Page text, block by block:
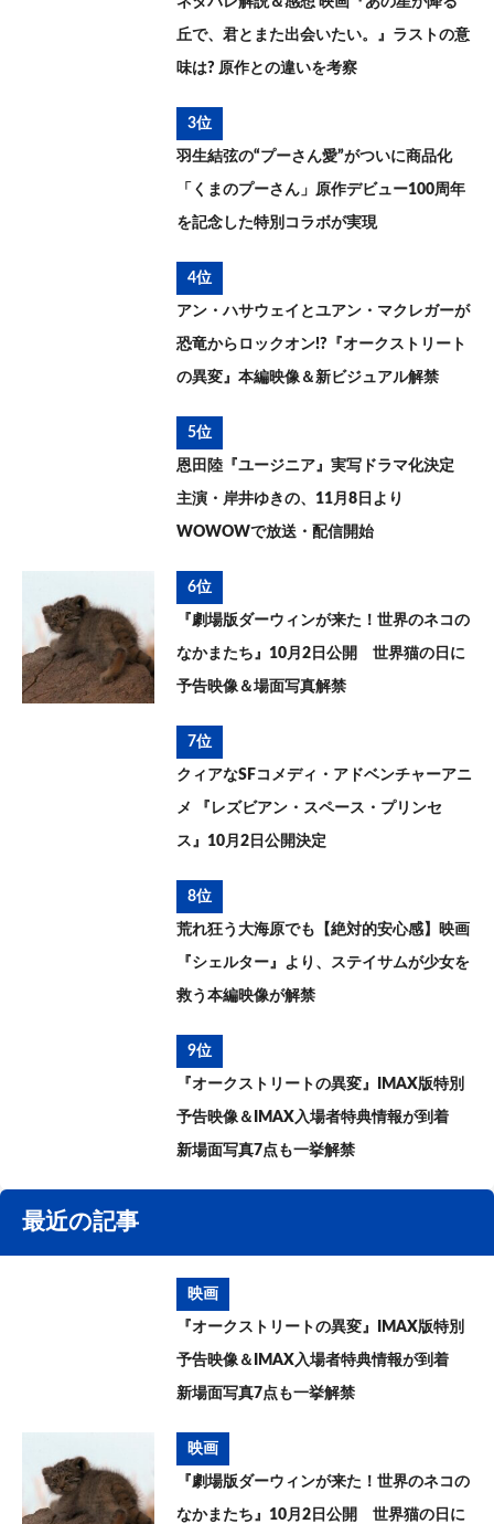
丘で、君とまた出会いたい。』ラストの意
味は? 原作との違いを考察
3位
羽生結弦の“プーさん愛”がついに商品化
「くまのプーさん」原作デビュー100周年
を記念した特別コラボが実現
4位
アン・ハサウェイとユアン・マクレガーが
恐竜からロックオン!?『オークストリート
の異変』本編映像＆新ビジュアル解禁
5位
恩田陸『ユージニア』実写ドラマ化決定
主演・岸井ゆきの、11月8日より
WOWOWで放送・配信開始
6位
『劇場版ダーウィンが来た！世界のネコの
なかまたち』10月2日公開 世界猫の日に
予告映像＆場面写真解禁
7位
クィアなSFコメディ・アドベンチャーアニ
メ 『レズビアン・スペース・プリンセ
ス』10月2日公開決定
8位
荒れ狂う大海原でも【絶対的安心感】映画
『シェルター』より、ステイサムが少女を
救う本編映像が解禁
9位
『オークストリートの異変』IMAX版特別
予告映像＆IMAX入場者特典情報が到着
新場面写真7点も一挙解禁
最近の記事
映画
『オークストリートの異変』IMAX版特別
予告映像＆IMAX入場者特典情報が到着
新場面写真7点も一挙解禁
映画
『劇場版ダーウィンが来た！世界のネコの
なかまたち』10月2日公開 世界猫の日に